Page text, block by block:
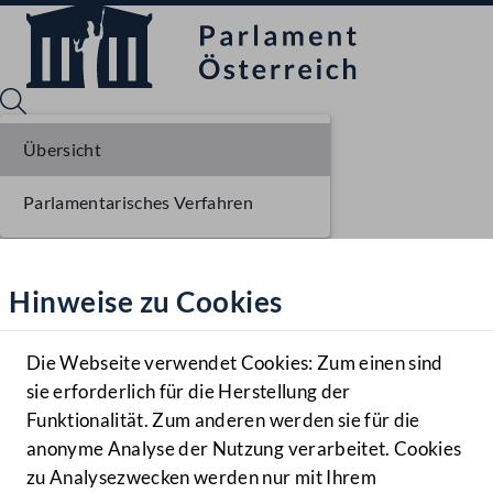
Hilfe
Benutzer
Navigationsmenü öffnen
MENÜ
Hinweise zu Cookies
Die Webseite verwendet Cookies: Zum einen sind
sie erforderlich für die Herstellung der
Funktionalität. Zum anderen werden sie für die
anonyme Analyse der Nutzung verarbeitet. Cookies
zu Analysezwecken werden nur mit Ihrem
Übersicht
Parlamentarisches Verfahren